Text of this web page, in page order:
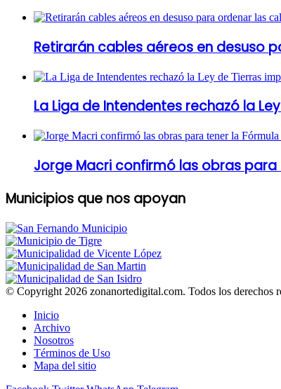
Retirarán cables aéreos en desuso
La Liga de Intendentes rechazó la
Jorge Macri confirmó las obras para
Municipios que nos apoyan
© Copyright 2026 zonanortedigital.com. Todos los derechos
Inicio
Archivo
Nosotros
Términos de Uso
Mapa del sitio